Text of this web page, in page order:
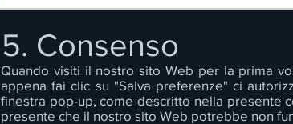
5. Consenso
Quando visiti il nostro sito Web per la prima
appena fai clic su "Salva preferenze" ci
finestra pop-up, come descritto nella presente
presente che il nostro sito Web potrebbe non